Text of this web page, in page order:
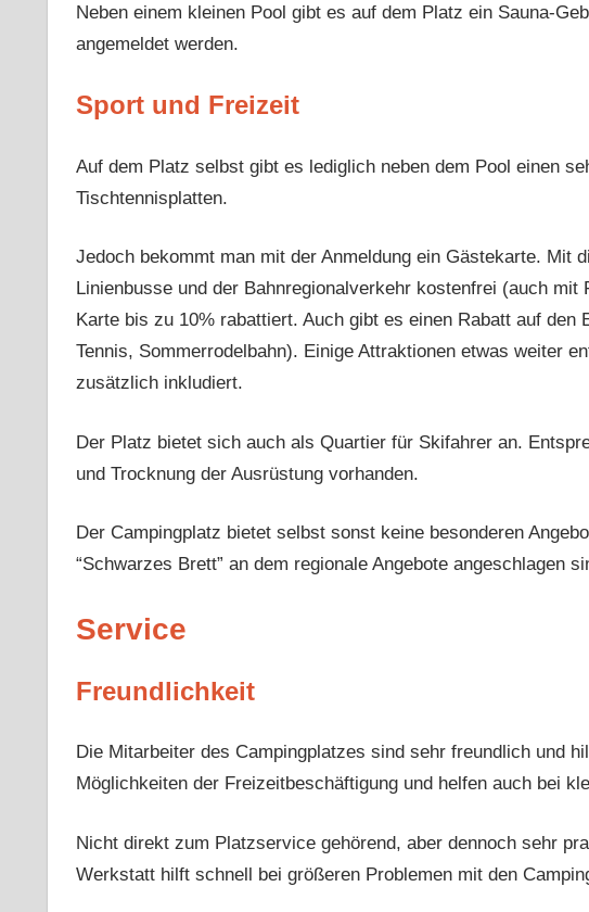
Neben einem kleinen Pool gibt es auf dem Platz ein Sauna-
angemeldet werden.
Sport und Freizeit
Auf dem Platz selbst gibt es lediglich neben dem Pool einen
Tischtennisplatten.
Jedoch bekommt man mit der Anmeldung ein Gästekarte. Mit
Linienbusse und der Bahnregionalverkehr kostenfrei (auch
Karte bis zu 10% rabattiert. Auch gibt es einen Rabatt auf
Tennis, Sommerrodelbahn). Einige Attraktionen etwas weiter
zusätzlich inkludiert.
Der Platz bietet sich auch als Quartier für Skifahrer an.
und Trocknung der Ausrüstung vorhanden.
Der Campingplatz bietet selbst sonst keine besonderen
“Schwarzes Brett” an dem regionale Angebote angeschlagen
Service
Freundlichkeit
Die Mitarbeiter des Campingplatzes sind sehr freundlich und
Möglichkeiten der Freizeitbeschäftigung und helfen auch bei
Nicht direkt zum Platzservice gehörend, aber dennoch sehr
Werkstatt hilft schnell bei größeren Problemen mit den